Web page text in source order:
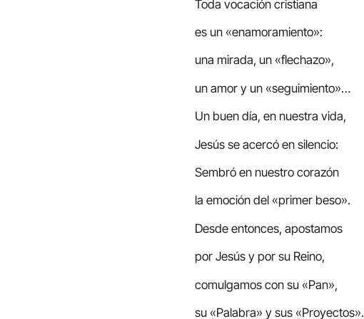
Toda vocación cristiana
es un «enamoramiento»:
una mirada, un «flechazo»,
un amor y un «seguimiento»…
Un buen día, en nuestra vida,
Jesús se acercó en silencio:
Sembró en nuestro corazón
la emoción del «primer beso».
Desde entonces, apostamos
por Jesús y por su Reino,
comulgamos con su «Pan»,
su «Palabra» y sus «Proyectos».